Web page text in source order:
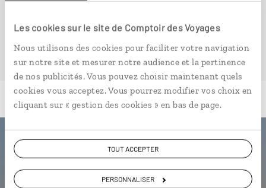
Les cookies sur le site de Comptoir des Voyages
Nous utilisons des cookies pour faciliter votre navigation
sur notre site et mesurer notre audience et la pertinence
de nos publicités. Vous pouvez choisir maintenant quels
cookies vous acceptez. Vous pourrez modifier vos choix en
cliquant sur « gestion des cookies » en bas de page.
TOUT ACCEPTER
PERSONNALISER
PLONGER DANS NOTRE MAGAZINE
Luciole,
l'appli qui vous guide en Finlande